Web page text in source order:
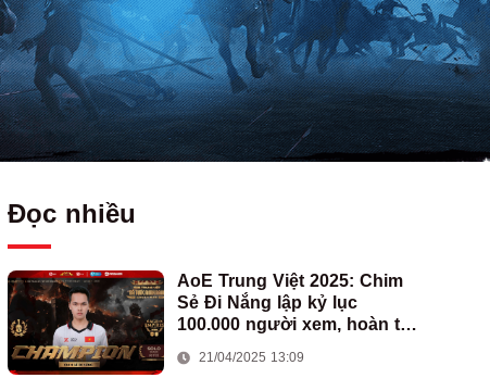
Đọc nhiều
AoE Trung Việt 2025: Chim
Sẻ Đi Nắng lập kỷ lục
100.000 người xem, hoàn tất
Việt Nam
21/04/2025 13:09